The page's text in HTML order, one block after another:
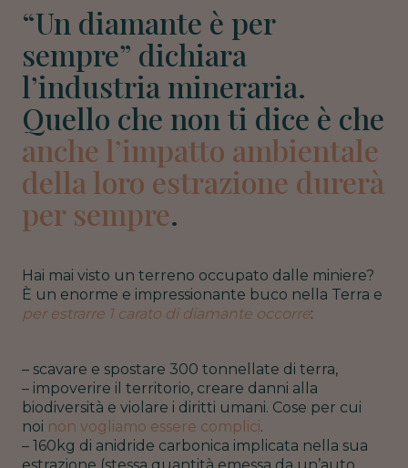
“Un diamante è per
sempre” dichiara
l’industria mineraria.
Quello che non ti dice è che
anche l’impatto ambientale
della loro estrazione durerà
per sempre.
Hai mai visto un terreno occupato dalle miniere?
È un enorme e impressionante buco nella Terra e
per estrarre 1 carato di diamante occorre:
– scavare e spostare 300 tonnellate di terra,
– impoverire il territorio, creare danni alla
biodiversità e violare i diritti umani. Cose per cui
noi non vogliamo essere complici.
– 160kg di anidride carbonica implicata nella sua